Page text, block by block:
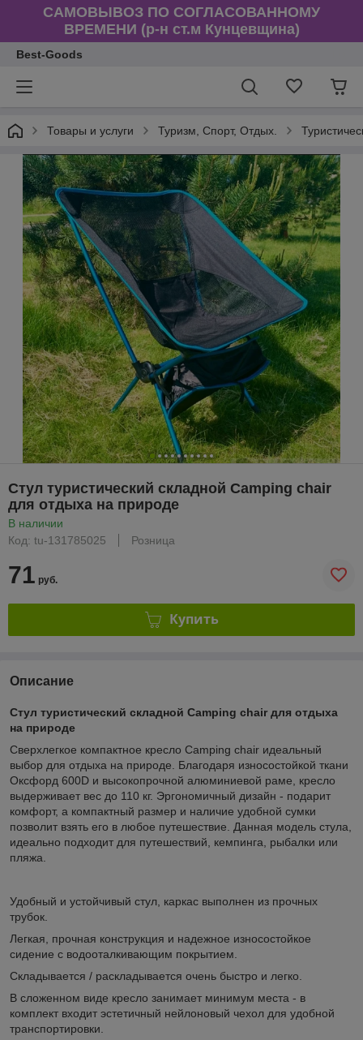
САМОВЫВОЗ ПО СОГЛАСОВАННОМУ
ВРЕМЕНИ (р-н ст.м Кунцевщина)
Best-Goods
Товары и услуги Туризм, Спорт, Отдых.
Стул туристический складной Camping chair
для отдыха на природе
В наличии
Код: tu-131785025
Розница
71 руб.
Купить
Описание
Стул туристический складной Camping chair для отдыха
на природе
Сверхлегкое компактное кресло Camping chair идеальный
выбор для отдыха на природе. Благодаря износостойкой ткани
Оксфорд 600D и высокопрочной алюминиевой раме, кресло
выдерживает вес до 110 кг. Эргономичный дизайн - подарит
комфорт, а компактный размер и наличие удобной сумки
позволит взять его в любое путешествие. Данная модель стула,
идеально подходит для путешествий, кемпинга, рыбалки или
пляжа.
Удобный и устойчивый стул, каркас выполнен из прочных
трубок.
Легкая, прочная конструкция и надежное износостойкое
сидение с водооталкивающим покрытием.
Складывается / раскладывается очень быстро и легко.
В сложенном виде кресло занимает минимум места - в
комплект входит эстетичный нейлоновый чехол для удобной
транспортировки.